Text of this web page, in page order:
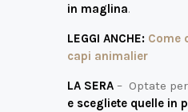
in maglina.
LEGGI ANCHE: Come
capi animalier
LA SERA – Optate per
e scegliete quelle in